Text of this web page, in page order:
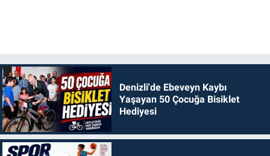
Denizli'de Ebeveyn Kaybı
Yaşayan 50 Çocuğa Bisiklet
Hediyesi